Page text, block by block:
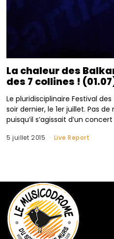
La chaleur des
des 7 collines !
Le pluridisciplinaire Festival
soir dernier, le 1er juillet. Pas
puisqu’il s’agissait d’un
5 juillet 2015 Live Report